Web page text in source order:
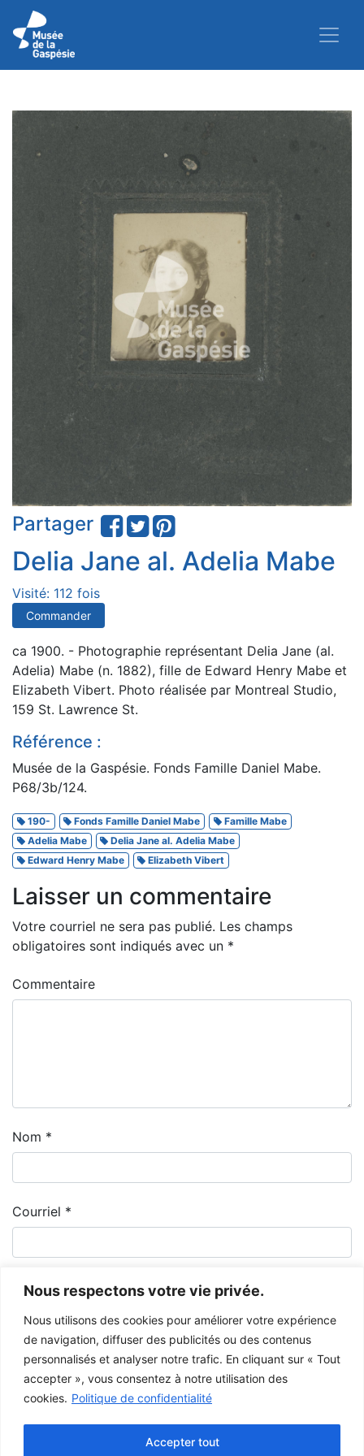
Nous respectons votre vie privée.
Nous utilisons des cookies pour améliorer votre expérience
de navigation, diffuser des publicités ou des contenus
personnalisés et analyser notre trafic. En cliquant sur « Tout
accepter », vous consentez à notre utilisation des
cookies. Politique de confidentialité
Accepter tout
Partager
Delia Jane al. Adelia Mabe
Visité: 112 fois
Commander
ca 1900. - Photographie représentant Delia Jane (al.
Adelia) Mabe (n. 1882), fille de Edward Henry Mabe et
Elizabeth Vibert. Photo réalisée par Montreal Studio,
159 St. Lawrence St.
Référence :
Musée de la Gaspésie. Fonds Famille Daniel Mabe.
P68/3b/124.
190- Fonds Famille Daniel Mabe
Famille Mabe
Adelia Mabe
Delia Jane al. Adelia Mabe
Edward Henry Mabe
Elizabeth Vibert
Laisser un commentaire
Votre courriel ne sera pas publié. Les champs
obligatoires sont indiqués avec un *
Commentaire
Nom *
Courriel *
pas modifier l’œuvre et d’inscrire la référence complète.